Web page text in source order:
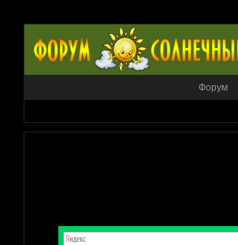
Форум